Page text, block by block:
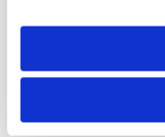
Operator Eindhoven